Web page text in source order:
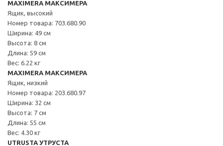
MAXIMERA МАКСИМЕРА
Ящик, высокий
Номер товара: 703.680.90
Ширина: 49 см
Высота: 8 см
Длина: 59 см
Вес: 6.22 кг
MAXIMERA МАКСИМЕРА
Ящик, низкий
Номер товара: 203.680.97
Ширина: 32 см
Высота: 7 см
Длина: 55 см
Вес: 4.30 кг
UTRUSTA УТРУСТА